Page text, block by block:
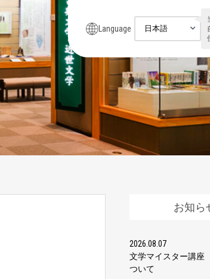
Language
お知ら
2026.08.07
文学マイスター講
ついて